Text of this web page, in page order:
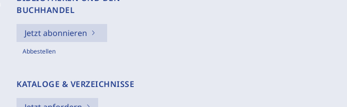
BUCHHANDEL
Jetzt abonnieren
Abbestellen
KATALOGE & VERZEICHNISSE